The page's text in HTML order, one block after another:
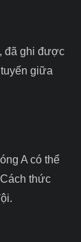
đã ghi được
giữa
A có thể
thức